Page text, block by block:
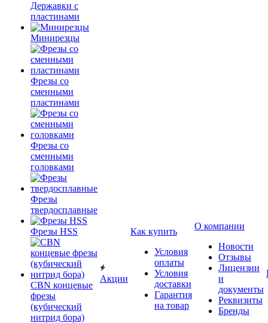
Державки с
пластинами
Минирезцы
Фрезы со
сменными
пластинами
Фрезы со
сменными
головками
Фрезы
твердосплавные
Фрезы HSS
CBN концевые
фрезы
(кубический
нитрид бора)
Акции
Как купить
Условия
оплаты
Условия
доставки
Гарантия
на товар
О компании
Новости
Отзывы
Лицензии
и
документы
Реквизиты
Бренды